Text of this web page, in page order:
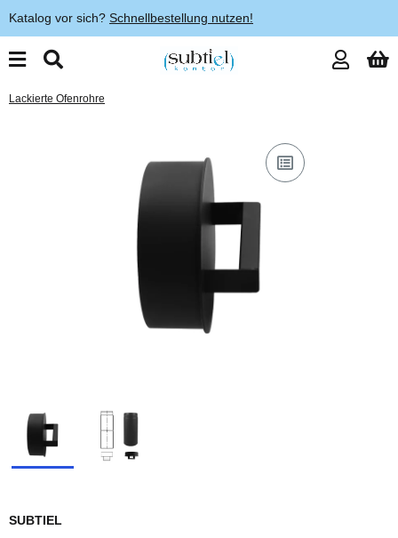
Katalog vor sich? Schnellbestellung nutzen!
Lackierte Ofenrohre
SUBTIEL